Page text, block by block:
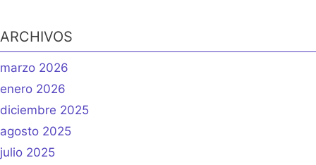
ARCHIVOS
marzo 2026
enero 2026
diciembre 2025
agosto 2025
julio 2025